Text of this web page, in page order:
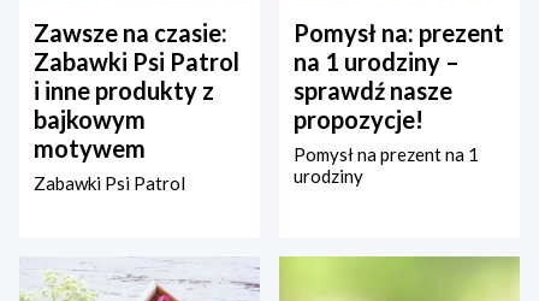
Zawsze na czasie:
Zabawki Psi Patrol
i inne produkty z
bajkowym
motywem
Zabawki Psi Patrol
Pomysł na: prezent
na 1 urodziny –
sprawdź nasze
propozycje!
Pomysł na prezent na 1
urodziny